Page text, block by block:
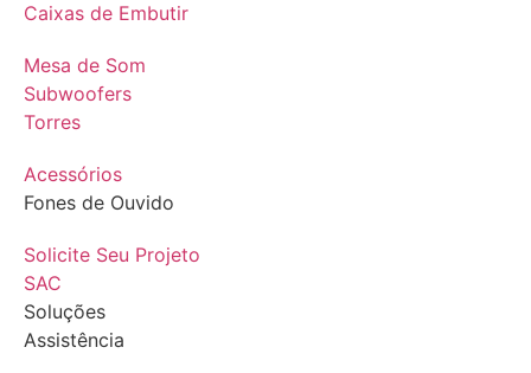
Caixas de Embutir
Mesa de Som
Subwoofers
Torres
Acessórios
Fones de Ouvido
Solicite Seu Projeto
SAC
Soluções
Assistência